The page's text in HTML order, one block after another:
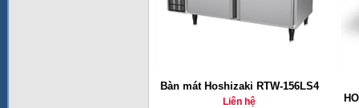
Bàn mát Hoshizaki RTW-156LS4
Liên hệ